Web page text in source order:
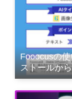
Fooocusの
ストールか